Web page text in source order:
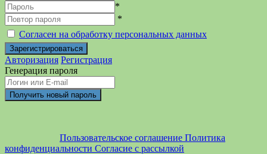
*
*
Согласен на обработку персональных данных
Авторизация Регистрация
Генерация пароля
Пользовательское соглашение Политика
конфиденциальности Согласие с рассылкой